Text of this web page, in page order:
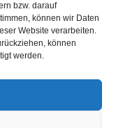
bzw. darauf
können wir Daten
Website verarbeiten.
können
werden.